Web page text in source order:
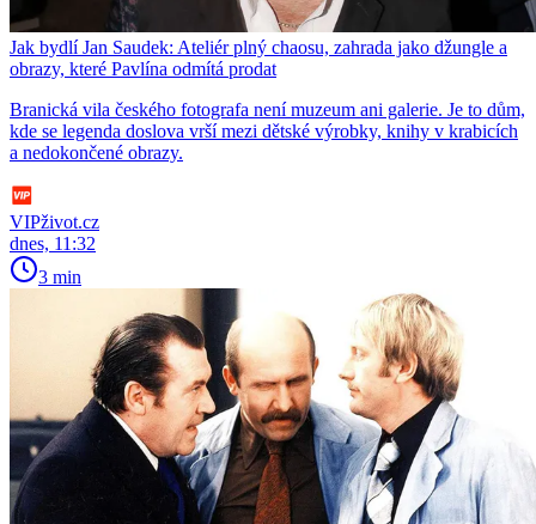
Jak bydlí Jan Saudek: Ateliér plný chaosu, zahrada jako džungle a
obrazy, které Pavlína odmítá prodat
Branická vila českého fotografa není muzeum ani galerie. Je to dům,
kde se legenda doslova vrší mezi dětské výrobky, knihy v krabicích
a nedokončené obrazy.
VIPživot.cz
dnes, 11:32
3 min